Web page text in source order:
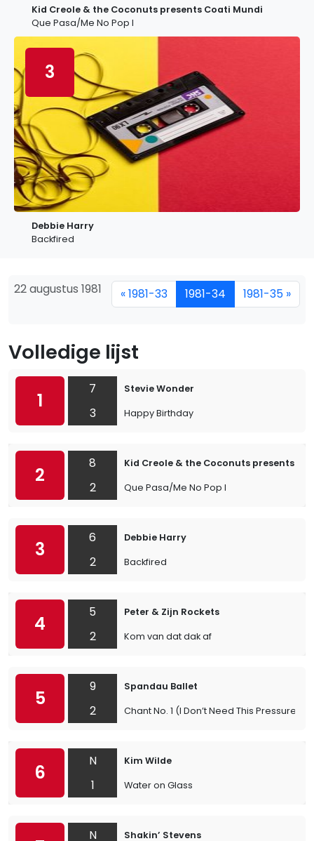
Kid Creole & the Coconuts presents Coati Mundi
Que Pasa/Me No Pop I
3
Debbie Harry
Backfired
22 augustus 1981 « 1981-33 1981-34 1981-35 »
Volledige lijst
1
7
3
Stevie Wonder
Happy Birthday
2
8
2
Kid Creole & the Coconuts presents
Que Pasa/Me No Pop I
3
6
2
Debbie Harry
Backfired
4
5
2
Peter & Zijn Rockets
Kom van dat dak af
5
9
2
Spandau Ballet
Chant No. 1 (I Don’t Need This Pressure
6
N
1
Kim Wilde
Water on Glass
N
Shakin’ Stevens